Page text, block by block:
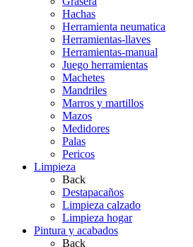
Hachas
Herramienta neumatica
Herramientas-llaves
Herramientas-manual
Juego herramientas
Machetes
Mandriles
Marros y martillos
Mazos
Medidores
Palas
Pericos
Limpieza
Back
Destapacaños
Limpieza calzado
Limpieza hogar
Pintura y acabados
Back